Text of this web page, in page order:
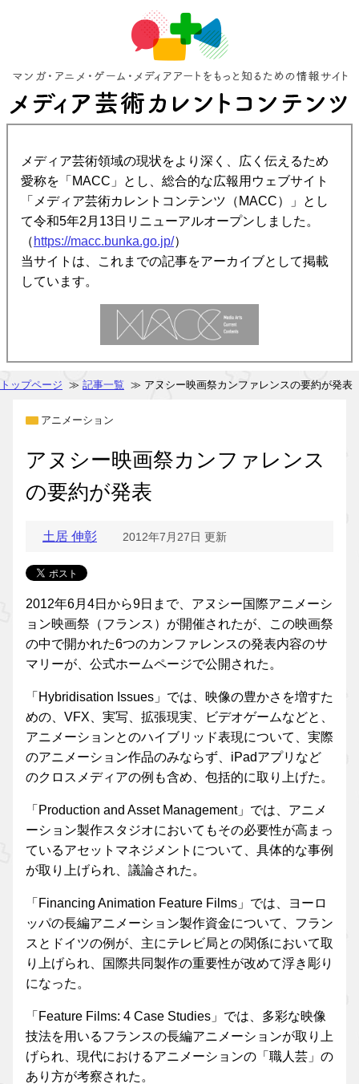
メディア芸術領域の現状をより深く、広く伝えるため
愛称を「MACC」とし、総合的な広報用ウェブサイト
「メディア芸術カレントコンテンツ（MACC）」とし
て令和5年2月13日リニューアルオープンしました。
（ https://macc.bunka.go.jp/）
当サイトは、これまでの記事をアーカイブとして掲載
しています。
トップページ ≫ 記事一覧 ≫ アヌシー映画祭カンファレンスの要約が発表
アニメーション
アヌシー映画祭カンファレンス
の要約が発表
土居 伸彰 2012年7月27日 更新
2012年6月4日から9日まで、アヌシー国際アニメーシ
ョン映画祭（フランス）が開催されたが、この映画祭
の中で開かれた6つのカンファレンスの発表内容のサ
マリーが、公式ホームページで公開された。
「Hybridisation Issues」では、映像の豊かさを増すた
めの、VFX、実写、拡張現実、ビデオゲームなどと、
アニメーションとのハイブリッド表現について、実際
のアニメーション作品のみならず、iPadアプリなど
のクロスメディアの例も含め、包括的に取り上げた。
「Production and Asset Management」では、アニメ
ーション製作スタジオにおいてもその必要性が高まっ
ているアセットマネジメントについて、具体的な事例
が取り上げられ、議論された。
「Financing Animation Feature Films」では、ヨーロ
ッパの長編アニメーション製作資金について、フラン
スとドイツの例が、主にテレビ局との関係において取
り上げられ、国際共同製作の重要性が改めて浮き彫り
になった。
「Feature Films: 4 Case Studies」では、多彩な映像
技法を用いるフランスの長編アニメーションが取り上
げられ、現代におけるアニメーションの「職人芸」の
あり方が考察された。